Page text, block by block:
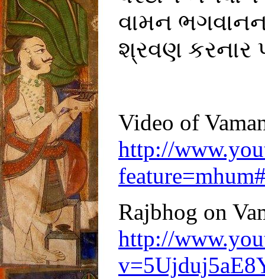
વામન
શ્રવણ કરનાર
Video of
http://
Rajbhog on
http://